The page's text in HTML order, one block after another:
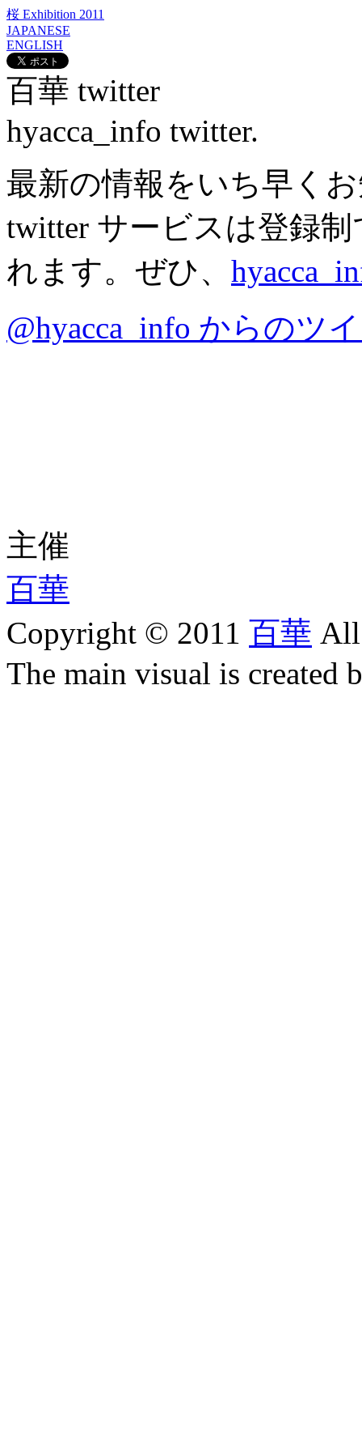
桜 Exhibition 2011
JAPANESE
ENGLISH
百華 twitter
hyacca_info twitter.
最新の情報をいち早く
twitter サービスは登録
れます。ぜひ、
@hyacca_info からのツ
主催
百華
Copyright © 2011 百華 All
The main visual is created